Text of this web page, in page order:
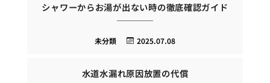
シャワーからお湯が出ない時の徹底確認ガイド
2025.07.08
未分類
水道水漏れ原因放置の代償